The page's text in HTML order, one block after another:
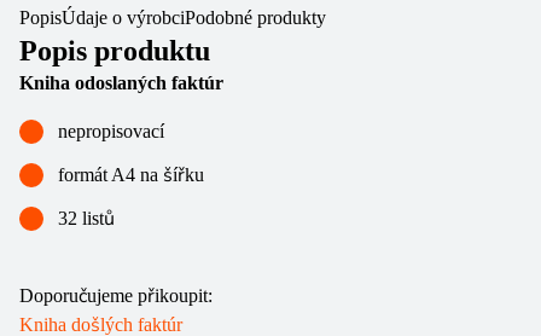
PopisÚdaje o výrobciPodobné produkty
Popis produktu
Kniha odoslaných faktúr
nepropisovací
formát A4 na šířku
32 listů
Doporučujeme přikoupit:
Kniha došlých faktúr